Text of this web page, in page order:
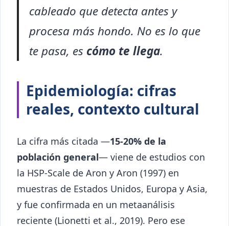
cableado que detecta antes y
procesa más hondo. No es lo que
te pasa, es cómo te llega.
Epidemiología: cifras
reales, contexto cultural
La cifra más citada —15-20% de la
población general— viene de estudios con
la HSP-Scale de Aron y Aron (1997) en
muestras de Estados Unidos, Europa y Asia,
y fue confirmada en un metaanálisis
reciente (Lionetti et al., 2019). Pero ese